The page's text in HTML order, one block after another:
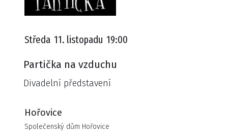
Středa 11. listopadu 19:00
Partička na vzduchu
Divadelní představení
Hořovice
Společenský dům Hořovice